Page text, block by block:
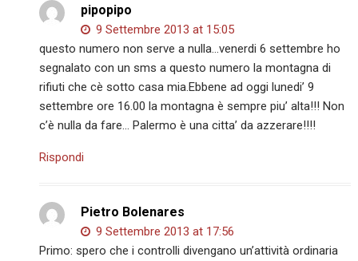
pipopipo
9 Settembre 2013 at 15:05
questo numero non serve a nulla…venerdi 6 settembre ho
segnalato con un sms a questo numero la montagna di
rifiuti che cè sotto casa mia.Ebbene ad oggi lunedi’ 9
settembre ore 16.00 la montagna è sempre piu’ alta!!! Non
c’è nulla da fare… Palermo è una citta’ da azzerare!!!!
Rispondi
Pietro Bolenares
9 Settembre 2013 at 17:56
Primo: spero che i controlli divengano un’attività ordinaria